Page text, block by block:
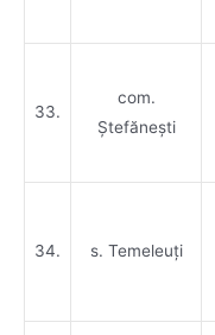
33.
com.
Ștefănești
34. s. Temeleuți